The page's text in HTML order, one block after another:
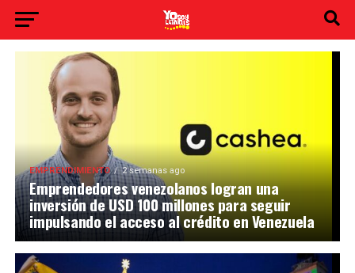
EMPRENDIMIENTO 2 semanas ago
Emprendedores venezolanos logran una
inversión de USD 100 millones para seguir
impulsando el acceso al crédito en Venezuela